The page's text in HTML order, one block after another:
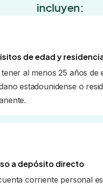
incluyen:
de edad y
tener al menos 25 años de
estadounidense o
a depósito directo
corriente personal es